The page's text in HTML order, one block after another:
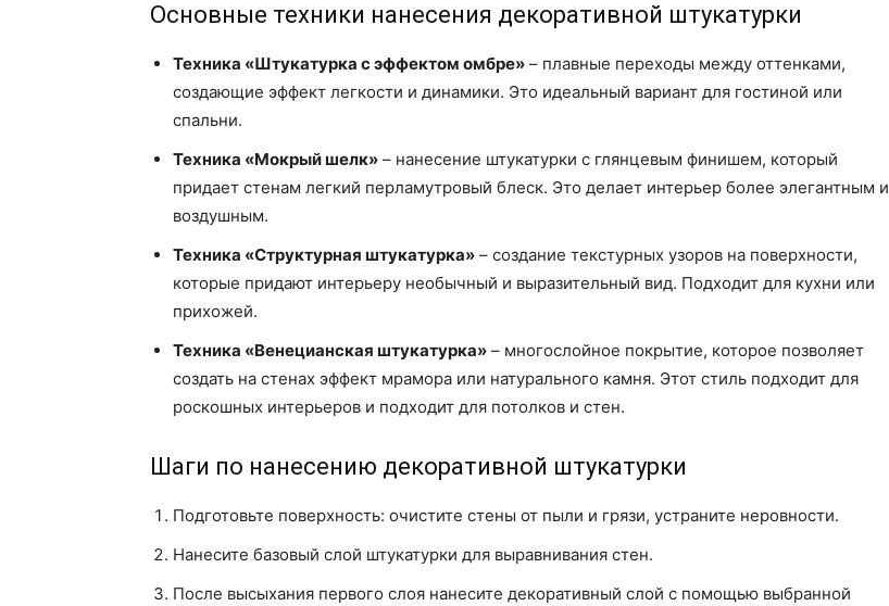
Основные техники нанесения декоративной штукатурки
Техника «Штукатурка с эффектом омбре» – плавные переходы между оттенками,
создающие эффект легкости и динамики. Это идеальный вариант для гостиной или
спальни.
Техника «Мокрый шелк» – нанесение штукатурки с глянцевым финишем, который
придает стенам легкий перламутровый блеск. Это делает интерьер более элегантным и
воздушным.
Техника «Структурная штукатурка» – создание текстурных узоров на поверхности,
которые придают интерьеру необычный и выразительный вид. Подходит для кухни или
прихожей.
Техника «Венецианская штукатурка» – многослойное покрытие, которое позволяет
создать на стенах эффект мрамора или натурального камня. Этот стиль подходит для
роскошных интерьеров и подходит для потолков и стен.
Шаги по нанесению декоративной штукатурки
Подготовьте поверхность: очистите стены от пыли и грязи, устраните неровности.
Нанесите базовый слой штукатурки для выравнивания стен.
После высыхания первого слоя нанесите декоративный слой с помощью выбранной